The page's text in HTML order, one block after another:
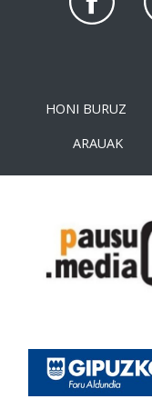
HONI BURUZ
ARAUAK